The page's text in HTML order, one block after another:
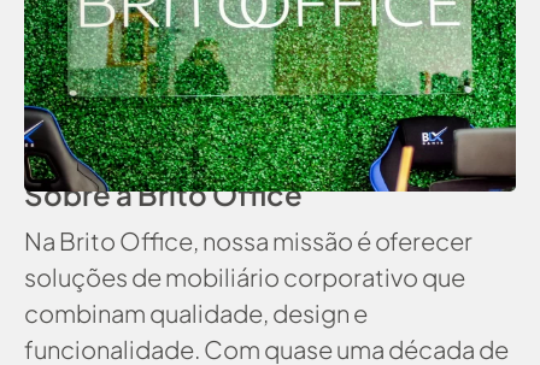
Sobre a Brito Office
Na Brito Office, nossa missão é oferecer
soluções de mobiliário corporativo que
combinam qualidade, design e
funcionalidade. Com quase uma década de